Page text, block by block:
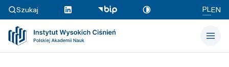
Szukaj PLEN